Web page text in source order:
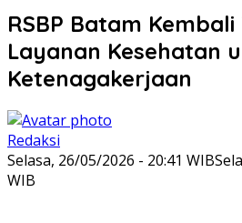
RSBP Batam Kembali
Layanan Kesehatan
Ketenagakerjaan
Redaksi
Selasa, 26/05/2026 - 20:41 WIB
WIB